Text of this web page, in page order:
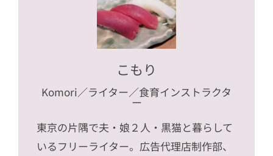
こもり
Komori／ライター／食育インストラクタ
ー
東京の片隅で夫・娘２人・黒猫と暮らして
いるフリーライター。広告代理店制作部、